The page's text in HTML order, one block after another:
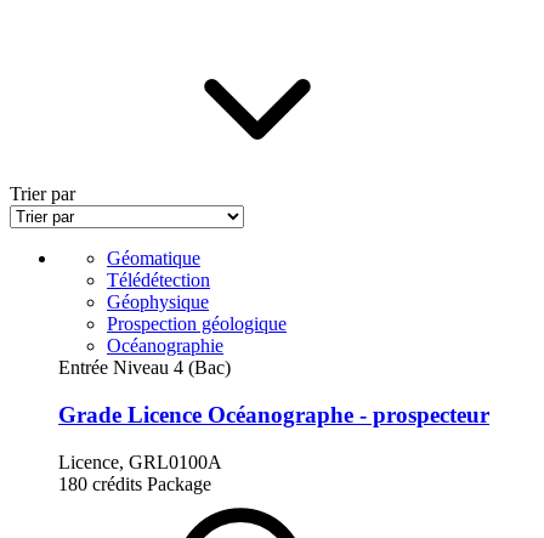
Trier par
Géomatique
Télédétection
Géophysique
Prospection géologique
Océanographie
Entrée Niveau 4 (Bac)
Grade Licence Océanographe - prospecteur
Licence, GRL0100A
180 crédits Package